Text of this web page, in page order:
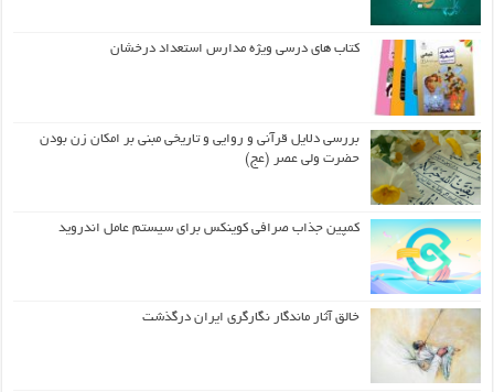
کتاب های درسی ویژه مدارس استعداد درخشان
بررسی دلایل قرآنی و روایی و تاریخی مبنی بر امکان زن بودن
حضرت ولی عصر (عج)
کمپین جذاب صرافی کوینکس برای سیستم عامل اندروید
خالق آثار ماندگار نگارگری ایران درگذشت